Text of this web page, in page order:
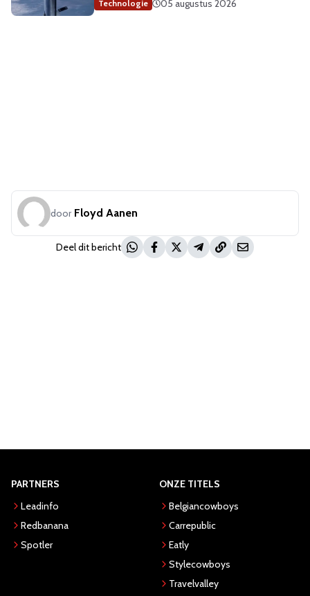
Technologie 05 augustus 2026
door Floyd Aanen
Deel dit bericht
PARTNERS
Leadinfo
Redbanana
Spotler
ONZE TITELS
Belgiancowboys
Carrepublic
Eatly
Stylecowboys
Travelvalley